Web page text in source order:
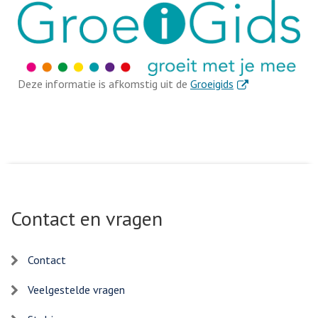
Deze informatie is afkomstig uit de Groeigids . Externe link
Contact en vragen
Contact
Veelgestelde vragen